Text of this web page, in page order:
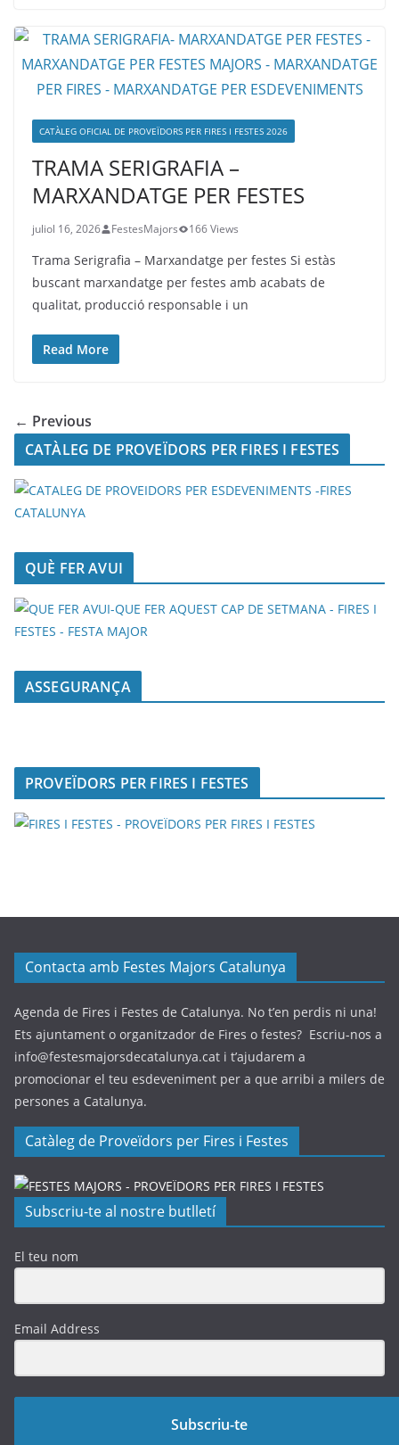
CATÀLEG OFICIAL DE PROVEÏDORS PER FIRES I FESTES 2026
TRAMA SERIGRAFIA –
MARXANDATGE PER FESTES
juliol 16, 2026 FestesMajors 166 Views
Trama Serigrafia – Marxandatge per festes Si estàs
buscant marxandatge per festes amb acabats de
qualitat, producció responsable i un
Read More
← Previous
CATÀLEG DE PROVEÏDORS PER FIRES I FESTES
QUÈ FER AVUI
ASSEGURANÇA
PROVEÏDORS PER FIRES I FESTES
Contacta amb Festes Majors Catalunya
Agenda de Fires i Festes de Catalunya. No t’en perdis ni una!
Ets ajuntament o organitzador de Fires o festes? Escriu-nos a
info@festesmajorsdecatalunya.cat i t’ajudarem a
promocionar el teu esdeveniment per a que arribi a milers de
persones a Catalunya.
Catàleg de Proveïdors per Fires i Festes
Subscriu-te al nostre butlletí
El teu nom
Email Address
Subscriu-te